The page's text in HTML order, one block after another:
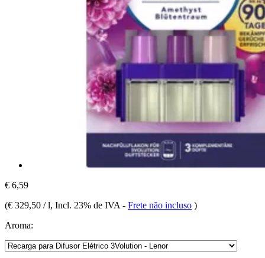
€ 6,59
(€ 329,50 / l, Incl. 23% de IVA - Frete não incluso )
Aroma: